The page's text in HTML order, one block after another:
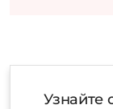
Узнайте